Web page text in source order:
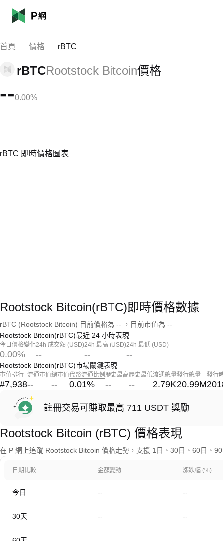
首頁 價格 rBTC
rBTCRootstock Bitcoin價格
--0.00%
rBTC 即時價格圖表
Rootstock Bitcoin(rBTC)即時價格數據
rBTC (Rootstock Bitcoin) 目前價格為 -- ，目前市值為 --
Rootstock Bitcoin(rBTC)最近 24 小時表現
今日價格變化
0.00%
24h 成交額 (USD)
--
24h 最高 (USD)
--
24h 最低 (USD)
--
Rootstock Bitcoin(rBTC)市場關鍵表現
市值排行
#7,938
流通市值
--
總市值
--
代幣流通比例
0.01%
歷史最高
--
歷史最低
--
流通總量
2.79K
發行總量
20.99M
發行
註冊交易可賺取最高 711 USDT 獎勵
Rootstock Bitcoin (rBTC) 價格表現
在 P 網上追蹤 Rootstock Bitcoin 價格走勢，支援 1日、30日、60日、
日期比較 金額變動 漲跌幅 (%)
今日 -- --
30天 -- --